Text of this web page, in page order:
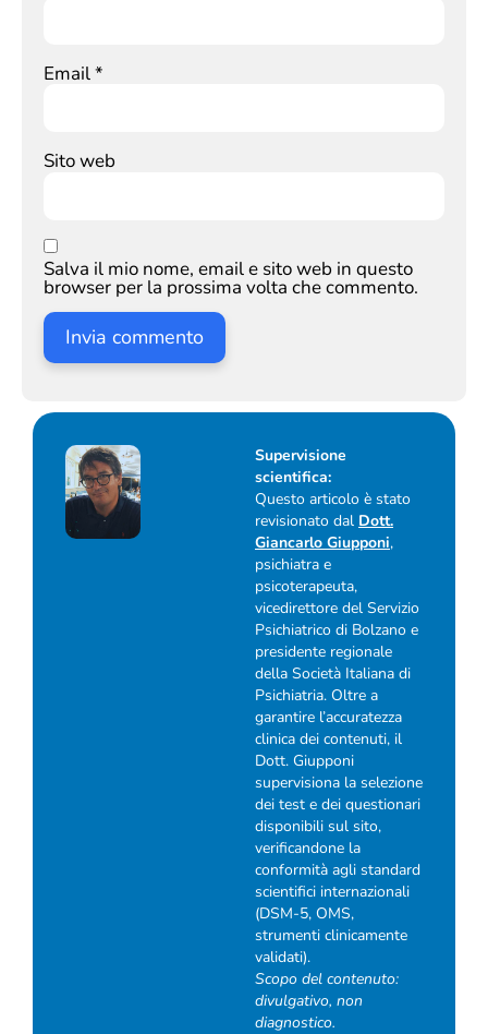
Email*
Sito web
Salva il mio nome, email e sito web in questo
browser per la prossima volta che commento.
Supervisione
scientifica:
Questo articolo è stato
revisionato dal Dott.
Giancarlo Giupponi,
psichiatra e
psicoterapeuta,
vicedirettore del Servizio
Psichiatrico di Bolzano e
presidente regionale
della Società Italiana di
Psichiatria. Oltre a
garantire l’accuratezza
clinica dei contenuti, il
Dott. Giupponi
supervisiona la selezione
dei test e dei questionari
disponibili sul sito,
verificandone la
conformità agli standard
scientifici internazionali
(DSM-5, OMS,
strumenti clinicamente
validati).
Scopo del contenuto:
divulgativo, non
diagnostico.